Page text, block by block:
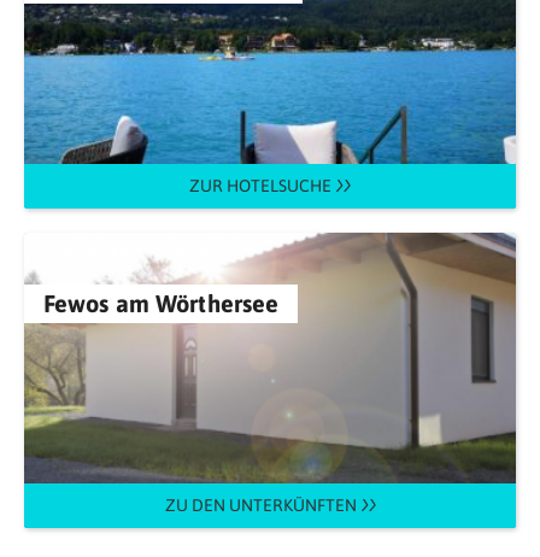
ZUR HOTELSUCHE
Fewos am Wörthersee
ZU DEN UNTERKÜNFTEN